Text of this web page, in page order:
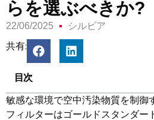
らを選ぶべきか?
22/06/2025 シルビア
共有:
目次
敏感な環境で空中汚染物質を制御
フィルターはゴールドスタンダー